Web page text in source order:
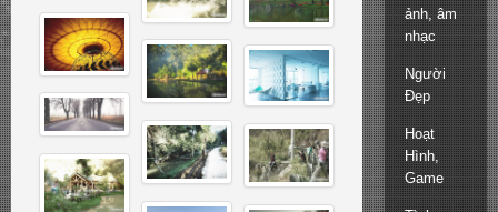
ảnh, âm
nhạc
Người
Đẹp
Hoạt
Hình,
Game